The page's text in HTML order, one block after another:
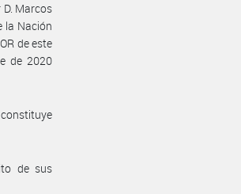
Marcos
la Nación
de este
de 2020
de sus